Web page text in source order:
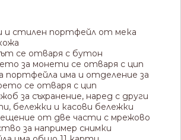
и стилен портфейл от мека
се отваря с бутон
за монети се отваря с цип
портфейла има и отделение за
се отваря с цип
за съхранение, наред с други
бележки и касови бележки
от две части с мрежово
за например снимки